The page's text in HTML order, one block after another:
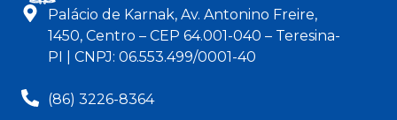
Palácio de Karnak, Av. Antonino Freire,
1450, Centro – CEP 64.001-040 – Teresina-
PI | CNPJ: 06.553.499/0001-40
(86) 3226-8364